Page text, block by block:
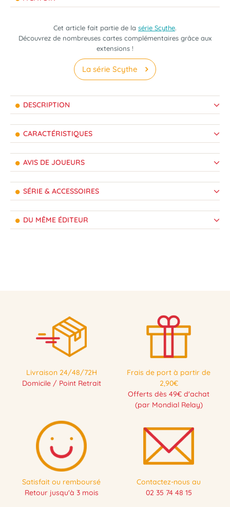
Cet article fait partie de la série Scythe.
Découvrez de nombreuses cartes complémentaires grâce aux
extensions !
La série Scythe
DESCRIPTION
CARACTÉRISTIQUES
AVIS DE JOUEURS
SÉRIE & ACCESSOIRES
DU MÊME ÉDITEUR
Livraison 24/48/72H
Domicile / Point Retrait
Frais de port à partir de
2,90€
Offerts dès 49€ d'achat
(par Mondial Relay)
Satisfait ou remboursé
Retour jusqu'à 3 mois
Contactez-nous au
02 35 74 48 15